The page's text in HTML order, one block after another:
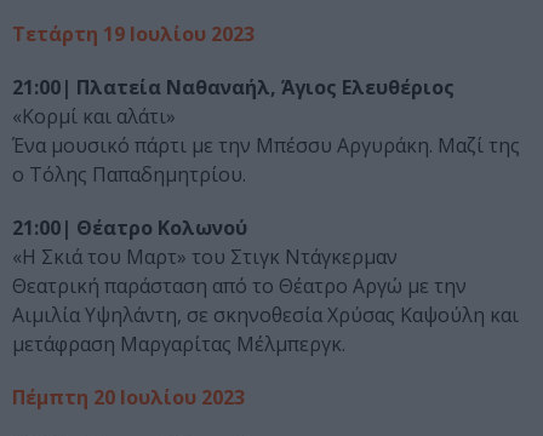
Τετάρτη 19 Ιουλίου 2023
21:00| Πλατεία Ναθαναήλ, Άγιος Ελευθέριος
«Κορμί και αλάτι»
Ένα μουσικό πάρτι με την Μπέσσυ Αργυράκη. Μαζί της
ο Τόλης Παπαδημητρίου.
21:00| Θέατρο Κολωνού
«Η Σκιά του Μαρτ» του Στιγκ Ντάγκερμαν
Θεατρική παράσταση από το Θέατρο Αργώ με την
Αιμιλία Υψηλάντη, σε σκηνοθεσία Χρύσας Καψούλη και
μετάφραση Μαργαρίτας Μέλμπεργκ.
Πέμπτη 20 Ιουλίου 2023